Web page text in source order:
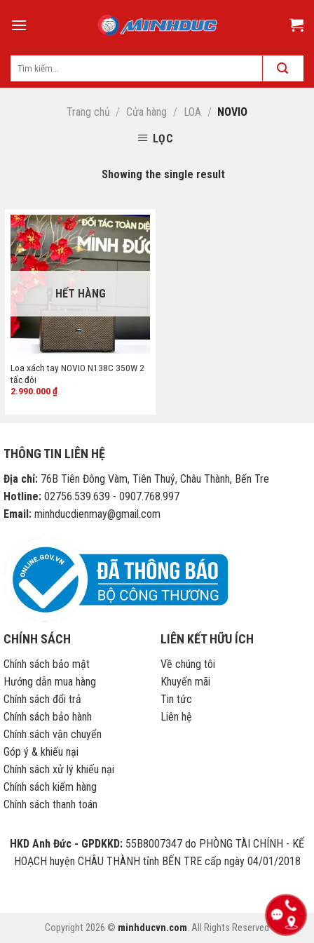
Trang chủ / Cửa hàng / LOA / NOVIO
LỌC
Showing the single result
HẾT HÀNG
Loa xách tay NOVIO N138C 350W 2
tấc đôi
2.990.000₫
THÔNG TIN LIÊN HỆ
Địa chỉ: 76B Tiên Đông Vàm, Tiên Thuỷ, Châu Thành, Bến Tre
Hotline: 02756.539.639 - 0907.768.997
Email: minhducdienmay@gmail.com
CHÍNH SÁCH
Chính sách bảo mật
Hướng dẫn mua hàng
Chính sách đổi trả
Chính sách bảo hành
Chính sách vận chuyển
Góp ý & khiếu nại
Chính sách xử lý khiếu nại
Chính sách kiểm hàng
Chính sách thanh toán
LIÊN KẾT HỮU ÍCH
Về chúng tôi
Khuyến mãi
Tin tức
Liên hệ
HKD Anh Đức - GPDKKD: 55B8007347 do PHÒNG TÀI CHÍNH - KẾ
HOẠCH huyện CHÂU THÀNH tỉnh BẾN TRE cấp ngày 04/01/2018
Copyright 2026 © minhducvn.com. All Rights Reserved